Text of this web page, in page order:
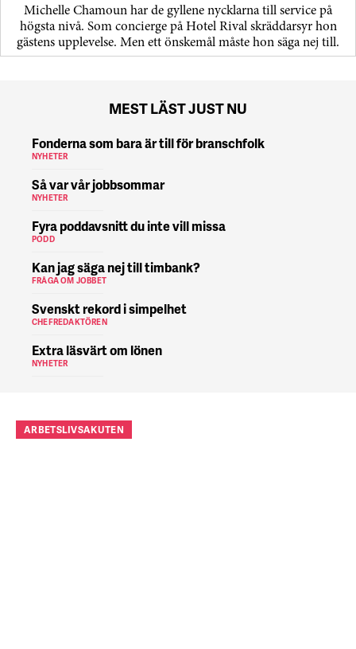
Michelle Chamoun har de gyllene nycklarna till service på
högsta nivå. Som concierge på Hotel Rival skräddarsyr hon
gästens upp­levelse. Men ett önskemål måste hon säga nej till.
MEST LÄST JUST NU
Fonderna som bara är till för branschfolk
NYHETER
Så var vår jobbsommar
NYHETER
Fyra poddavsnitt du inte vill missa
PODD
Kan jag säga nej till timbank?
FRÅGA OM JOBBET
Svenskt rekord i simpelhet
CHEFREDAKTÖREN
Extra läsvärt om lönen
NYHETER
ARBETSLIVSAKUTEN